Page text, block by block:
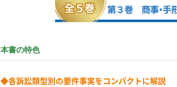
本書の特色
◆各訴訟類型別の要件事実をコンパクトに解説